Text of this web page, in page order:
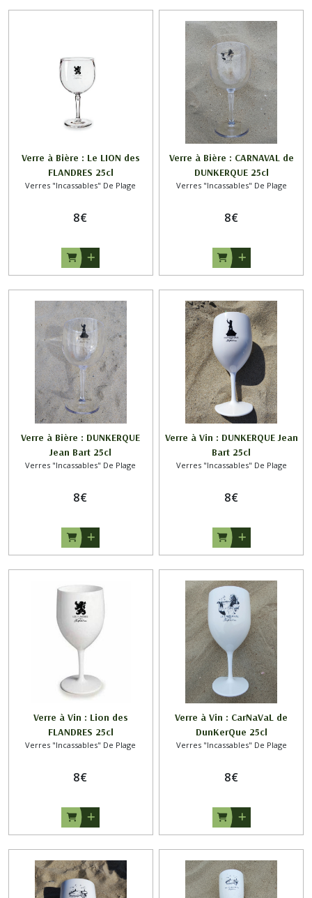
Verre à Bière : Le LION des
FLANDRES 25cl
Verres "Incassables" De Plage
8€
Verre à Bière : CARNAVAL de
DUNKERQUE 25cl
Verres "Incassables" De Plage
8€
Verre à Bière : DUNKERQUE
Jean Bart 25cl
Verres "Incassables" De Plage
8€
Verre à Vin : DUNKERQUE Jean
Bart 25cl
Verres "Incassables" De Plage
8€
Verre à Vin : Lion des
FLANDRES 25cl
Verres "Incassables" De Plage
8€
Verre à Vin : CarNaVaL de
DunKerQue 25cl
Verres "Incassables" De Plage
8€